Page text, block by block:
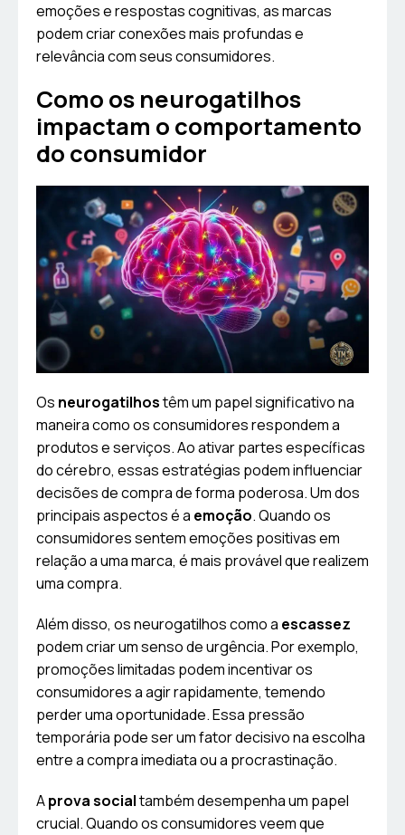
emoções e respostas cognitivas, as marcas
podem criar conexões mais profundas e
relevância com seus consumidores.
Como os neurogatilhos
impactam o comportamento
do consumidor
Os neurogatilhostêm um papel significativo na
maneira como os consumidores respondem a
produtos e serviços. Ao ativar partes específicas
do cérebro, essas estratégias podem influenciar
decisões de compra de forma poderosa. Um dos
principais aspectos é a emoção. Quando os
consumidores sentem emoções positivas em
relação a uma marca, é mais provável que realizem
uma compra.
Além disso, os neurogatilhos como a escassez
podem criar um senso de urgência. Por exemplo,
promoções limitadas podem incentivar os
consumidores a agir rapidamente, temendo
perder uma oportunidade. Essa pressão
temporária pode ser um fator decisivo na escolha
entre a compra imediata ou a procrastinação.
Aprova socialtambém desempenha um papel
crucial. Quando os consumidores veem que